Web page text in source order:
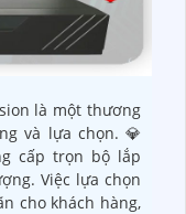
là một thương
và lựa chọn. 💎
cấp trọn bộ lắp
Việc lựa chọn
cho khách hàng,